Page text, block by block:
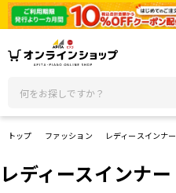
トップ ファッション レディースインナー
レディースインナー